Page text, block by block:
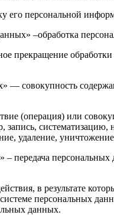
его персональной
–обработка
прекращение
— совокупность
(операция) или
удаление,
передача
в результате
персональных
данных.